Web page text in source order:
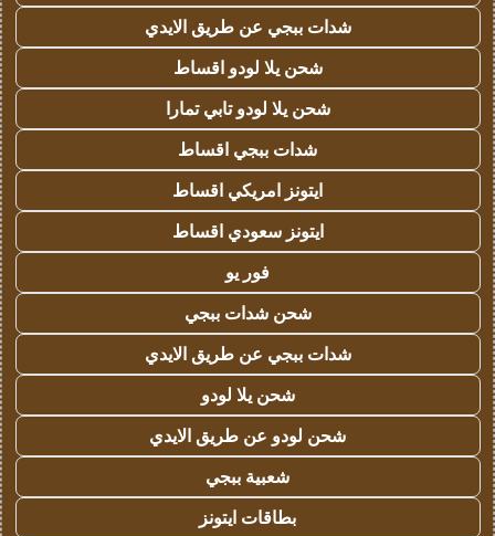
شدات ببجي عن طريق الايدي
شحن يلا لودو اقساط
شحن يلا لودو تابي تمارا
شدات ببجي اقساط
ايتونز امريكي اقساط
ايتونز سعودي اقساط
فور يو
شحن شدات ببجي
شدات ببجي عن طريق الايدي
شحن يلا لودو
شحن لودو عن طريق الايدي
شعبية ببجي
بطاقات ايتونز